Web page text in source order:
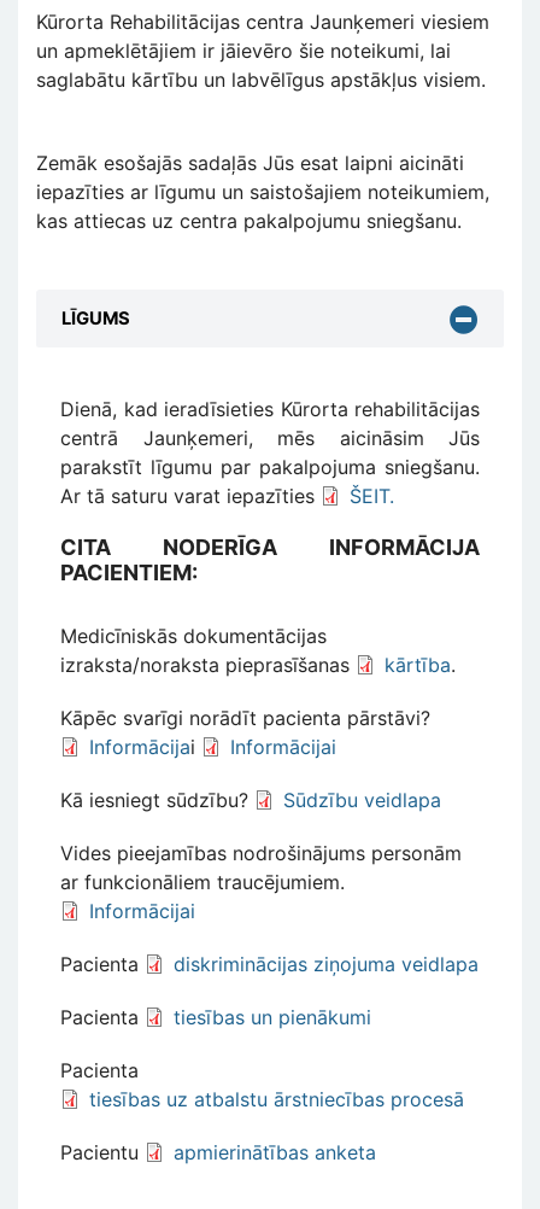
Kūrorta Rehabilitācijas centra Jaunķemeri viesiem
un apmeklētājiem ir jāievēro šie noteikumi, lai
saglabātu kārtību un labvēlīgus apstākļus visiem.
Zemāk esošajās sadaļās Jūs esat laipni aicināti
iepazīties ar līgumu un saistošajiem noteikumiem,
kas attiecas uz centra pakalpojumu sniegšanu.
LĪGUMS
Dienā, kad ieradīsieties Kūrorta rehabilitācijas
centrā Jaunķemeri, mēs aicināsim Jūs
parakstīt līgumu par pakalpojuma sniegšanu.
Ar tā saturu varat iepazīties
ŠEIT.
CITA NODERĪGA INFORMĀCIJA
PACIENTIEM:
Medicīniskās dokumentācijas
izraksta/noraksta pieprasīšanas
kārtība.
Kāpēc svarīgi norādīt pacienta pārstāvi?
Informācijai Informācijai
Kā iesniegt sūdzību? Sūdzību veidlapa
Vides pieejamības nodrošinājums personām
ar funkcionāliem traucējumiem.
Informācijai
Pacienta diskriminācijas ziņojuma veidlapa
Pacienta tiesības un pienākumi
Pacienta
tiesības uz atbalstu ārstniecības procesā
Pacientu apmierinātības anketa